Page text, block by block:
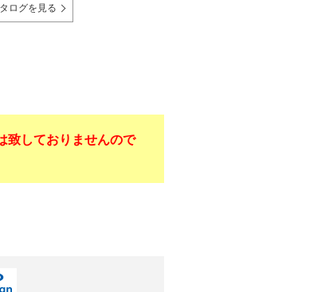
ログを見る
致しておりませんので